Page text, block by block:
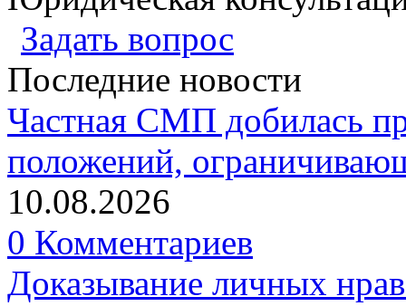
Задать вопрос
Последние новости
Частная СМП добилась
положений,
10.08.2026
0 Комментариев
Доказывание личных